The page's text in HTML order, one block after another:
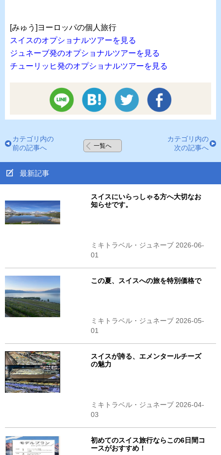
[みゅう]ヨーロッパの個人旅行
スイスのオプショナルツアーを見る
ジュネーブ発のオプショナルツアーを見る
チューリッヒ発のオプショナルツアーを見る
カテゴリ内の
前の記事へ
一覧へ
カテゴリ内の
次の記事へ
最新記事
スイスにいらっしゃる方へ大切なお
知らせです。
ミキトラベル・ジュネーブ 2026-06-
01
この夏、スイスへの旅を特別価格で
ミキトラベル・ジュネーブ 2026-05-
01
スイスが誇る、エメンタールチーズ
の魅力
ミキトラベル・ジュネーブ 2026-04-
03
初めてのスイス旅行ならこの6日間コ
ースがおすすめ！